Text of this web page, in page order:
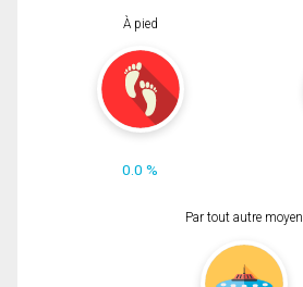
À pied
0.0 %
Par tout autre moyen